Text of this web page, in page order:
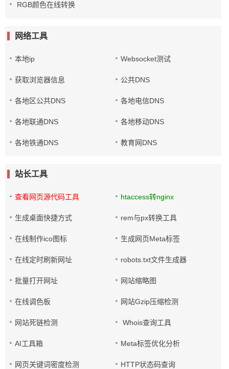
RGB颜色在线转换
网络工具
本地ip Websocket测试
获取浏览器信息 公共DNS
各地区公共DNS 各地电信DNS
各地联通DNS 各地移动DNS
各地铁通DNS 教育网DNS
站长工具
查看网页源代码工具 htaccess转nginx
生成桌面快捷方式 rem与px转换工具
在线制作ico图标 生成网页Meta标签
在线定时刷新网址 robots.txt文件生成器
批量打开网址 网站缩略图
在线调色板 网站Gzip压缩检测
网站死链检测 Whois查询工具
AI工具箱 Meta标签优化分析
网页关键词密度检测 HTTP状态码查询